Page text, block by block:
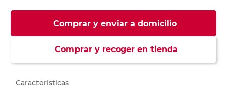
Comprar y enviar a domicilio
Comprar y recoger en tienda
Características